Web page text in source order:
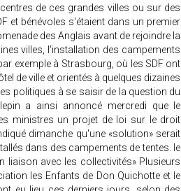
de ces grandes villes ou sur des
et bénévoles s'étaient dans un premier
des Anglais avant de rejoindre la
villes, l'installation des campements
exemple à Strasbourg, où les SDF ont
de ville et orientés à quelques dizaines
politiques à se saisir de la question du
a ainsi annoncé mercredi que le
ministres un projet de loi sur le droit
dimanche qu'une «solution» serait
dans des campements de tentes. le
liaison avec les collectivités» Plusieurs
les Enfants de Don Quichotte et le